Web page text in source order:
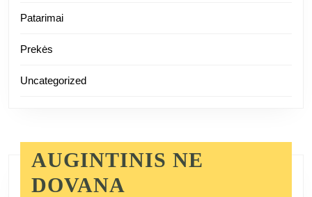
Patarimai
Prekės
Uncategorized
AUGINTINIS NE
DOVANA